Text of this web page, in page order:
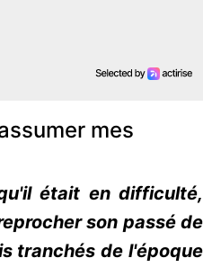
mes
était en difficulté,
son passé de
tranchés de l'époque